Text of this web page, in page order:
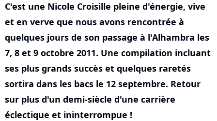
C'est une Nicole Croisille pleine d'énergie, vive
et en verve que nous avons rencontrée à
quelques jours de son passage à l'Alhambra les
7, 8 et 9 octobre 2011. Une compilation incluant
ses plus grands succès et quelques raretés
sortira dans les bacs le 12 septembre. Retour
sur plus d'un demi-siècle d'une carrière
éclectique et ininterrompue !